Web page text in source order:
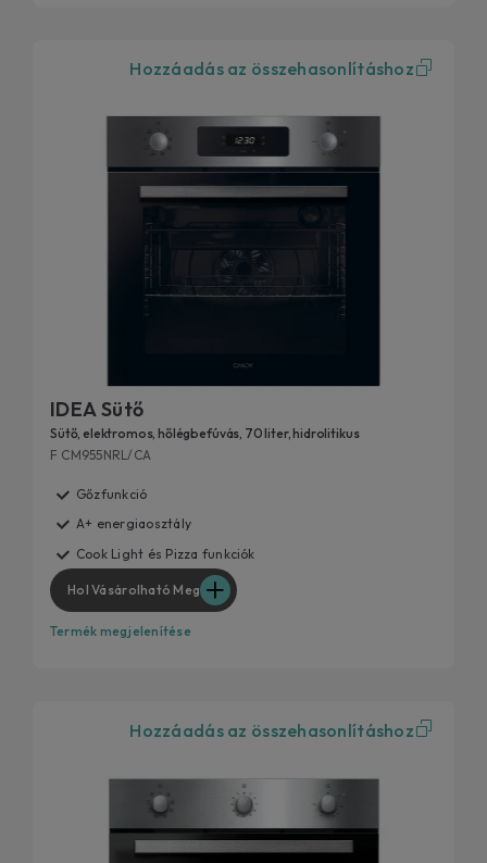
Hozzáadás az összehasonlításhoz
IDEA Sütő
Sütő, elektromos, hőlégbefúvás, 70 liter, hidrolitikus
F CM955NRL/CA
Gőzfunkció
A+ energiaosztály
Cook Light és Pizza funkciók
Hol Vásárolható Meg
Termék megjelenítése
Hozzáadás az összehasonlításhoz